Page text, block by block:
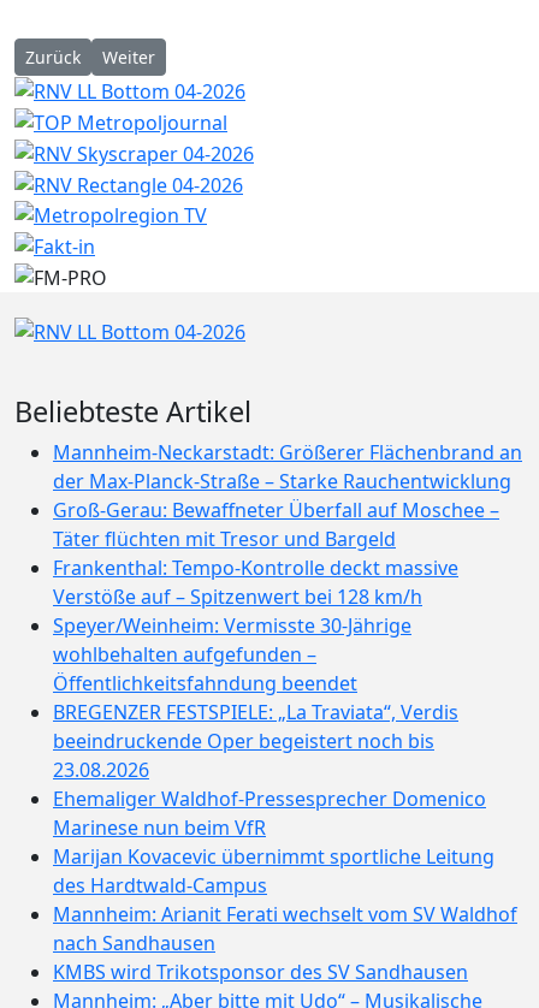
Vorheriger Beitrag: ZDF: Drehstart für neue ZDF-Krimireihe
Zurück Nächster Beitrag: Deutscher TV-Bösewicht ROBERT
Weiter
Beliebteste Artikel
Mannheim-Neckarstadt: Größerer Flächenbrand an
der Max-Planck-Straße – Starke Rauchentwicklung
Groß-Gerau: Bewaffneter Überfall auf Moschee –
Täter flüchten mit Tresor und Bargeld
Frankenthal: Tempo-Kontrolle deckt massive
Verstöße auf – Spitzenwert bei 128 km/h
Speyer/Weinheim: Vermisste 30-Jährige
wohlbehalten aufgefunden –
Öffentlichkeitsfahndung beendet
BREGENZER FESTSPIELE: „La Traviata“, Verdis
beeindruckende Oper begeistert noch bis
23.08.2026
Ehemaliger Waldhof-Pressesprecher Domenico
Marinese nun beim VfR
Marijan Kovacevic übernimmt sportliche Leitung
des Hardtwald-Campus
Mannheim: Arianit Ferati wechselt vom SV Waldhof
nach Sandhausen
KMBS wird Trikotsponsor des SV Sandhausen
Mannheim: „Aber bitte mit Udo“ – Musikalische